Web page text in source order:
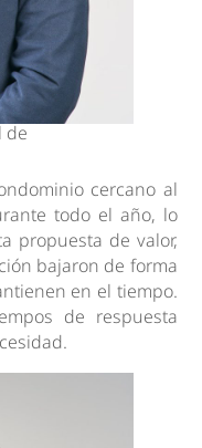
de
cercano al
todo el año, lo
propuesta de valor,
bajaron de forma
en el tiempo.
de respuesta